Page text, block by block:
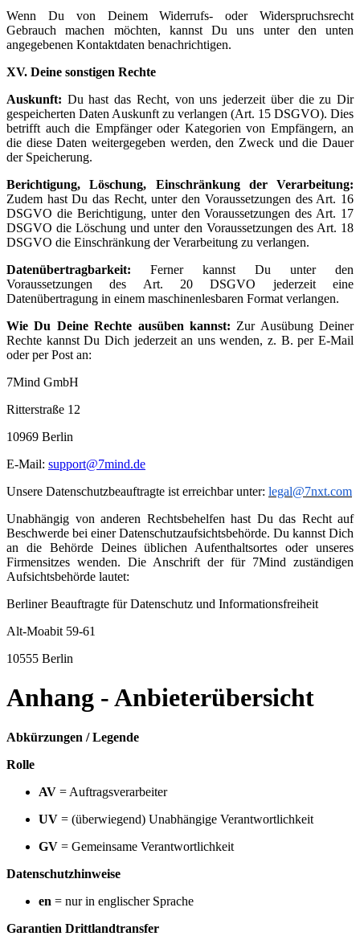
Wenn Du von Deinem Widerrufs- oder Widerspruchsrecht
Gebrauch machen möchten, kannst Du uns unter den unten
angegebenen Kontaktdaten benachrichtigen.
XV. Deine sonstigen Rechte
Auskunft: Du hast das Recht, von uns jederzeit über die zu Dir
gespeicherten Daten Auskunft zu verlangen (Art. 15 DSGVO). Dies
betrifft auch die Empfänger oder Kategorien von Empfängern, an
die diese Daten weitergegeben werden, den Zweck und die Dauer
der Speicherung.
Berichtigung, Löschung, Einschränkung der Verarbeitung:
Zudem hast Du das Recht, unter den Voraussetzungen des Art. 16
DSGVO die Berichtigung, unter den Voraussetzungen des Art. 17
DSGVO die Löschung und unter den Voraussetzungen des Art. 18
DSGVO die Einschränkung der Verarbeitung zu verlangen.
Datenübertragbarkeit: Ferner kannst Du unter den
Voraussetzungen des Art. 20 DSGVO jederzeit eine
Datenübertragung in einem maschinenlesbaren Format verlangen.
Wie Du Deine Rechte ausüben kannst: Zur Ausübung Deiner
Rechte kannst Du Dich jederzeit an uns wenden, z. B. per E-Mail
oder per Post an:
7Mind GmbH
Ritterstraße 12
10969 Berlin
E-Mail: support@7mind.de
Unsere Datenschutzbeauftragte ist erreichbar unter: legal@7nxt.com
Unabhängig von anderen Rechtsbehelfen hast Du das Recht auf
Beschwerde bei einer Datenschutzaufsichtsbehörde. Du kannst Dich
an die Behörde Deines üblichen Aufenthaltsortes oder unseres
Firmensitzes wenden. Die Anschrift der für 7Mind zuständigen
Aufsichtsbehörde lautet:
Berliner Beauftragte für Datenschutz und Informationsfreiheit
Alt-Moabit 59-61
10555 Berlin
Anhang - Anbieterübersicht
Abkürzungen / Legende
Rolle
AV = Auftragsverarbeiter
UV = (überwiegend) Unabhängige Verantwortlichkeit
GV = Gemeinsame Verantwortlichkeit
Datenschutzhinweise
en = nur in englischer Sprache
Garantien Drittlandtransfer